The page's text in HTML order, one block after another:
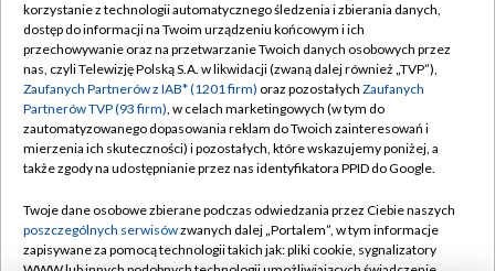
TVP
Abonament TVP
Emisja w TVP
Centrum informacji TVP
Naziemna Telewizja Cyfrowa
Rada Programowa
System NOS
Regulamin TVP
Polityka prywatności
Moje zgody
Pomoc
Kontakt
korzystanie z technologii automatycznego śledzenia i zbierania danych,
dostęp do informacji na Twoim urządzeniu końcowym i ich
przechowywanie oraz na przetwarzanie Twoich danych osobowych przez
nas, czyli Telewizję Polską S.A. w likwidacji (zwaną dalej również „TVP”),
Zaufanych Partnerów z IAB* (1201 firm) oraz pozostałych Zaufanych
Partnerów TVP (93 firm), w celach marketingowych (w tym do
zautomatyzowanego dopasowania reklam do Twoich zainteresowań i
mierzenia ich skuteczności) i pozostałych, które wskazujemy poniżej, a
także zgody na udostępnianie przez nas identyfikatora PPID do Google.
Twoje dane osobowe zbierane podczas odwiedzania przez Ciebie naszych
poszczególnych serwisówzwanych dalej „Portalem”, w tym informacje
zapisywane za pomocą technologii takich jak: pliki cookie, sygnalizatory